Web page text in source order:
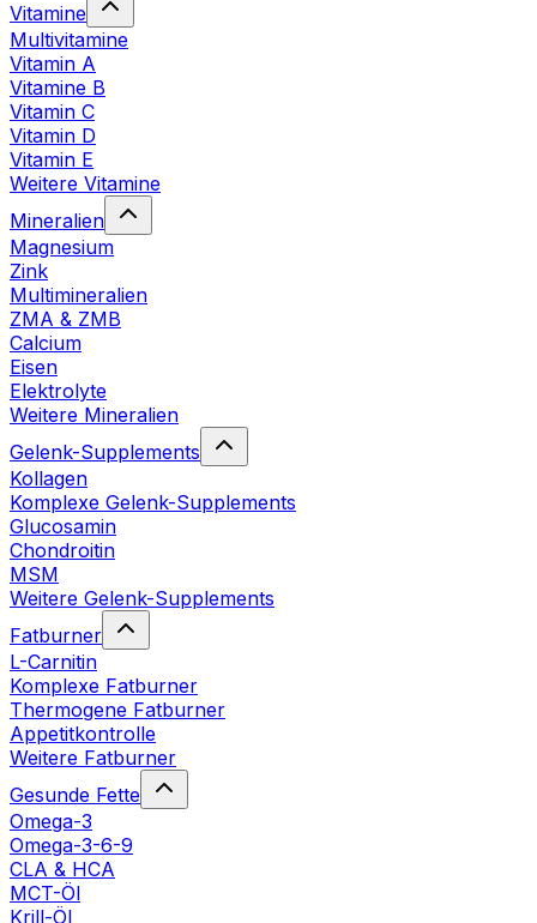
Vitamine
Multivitamine
Vitamin A
Vitamine B
Vitamin C
Vitamin D
Vitamin E
Weitere Vitamine
Mineralien
Magnesium
Zink
Multimineralien
ZMA & ZMB
Calcium
Eisen
Elektrolyte
Weitere Mineralien
Gelenk-Supplements
Kollagen
Komplexe Gelenk-Supplements
Glucosamin
Chondroitin
MSM
Weitere Gelenk-Supplements
Fatburner
L-Carnitin
Komplexe Fatburner
Thermogene Fatburner
Appetitkontrolle
Weitere Fatburner
Gesunde Fette
Omega-3
Omega-3-6-9
CLA & HCA
MCT-Öl
Krill-Öl